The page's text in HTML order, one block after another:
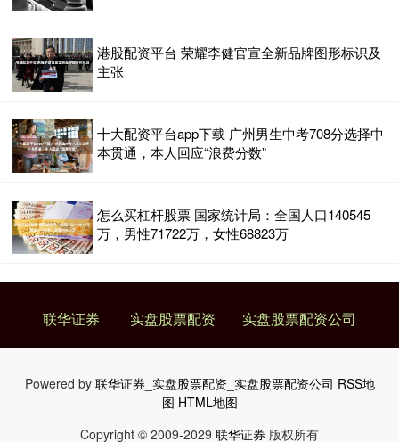
港股配资平台 荣耀李健官宣全新品牌图形标识及
主张
十大配资平台app下载 广州男生中考708分选择中
本贯通，本人回应“浪费分数”
怎么买杠杆股票 国家统计局：全国人口140545
万，男性71722万，女性68823万
联华证券 实盘股票配资 实盘股票配资公司
Powered by 联华证券_实盘股票配资_实盘股票配资公司 RSS地
图 HTML地图
Copyright © 2009-2029 联华证券 版权所有